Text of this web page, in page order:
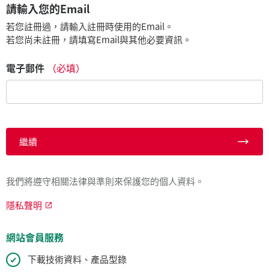
請輸入您的Email
若您註冊過，請輸入註冊時使用的Email。
若您尚未註冊，請填寫Email與其他必要資訊。
電子郵件 （必填）
繼續
我們將遵守相關法律與準則來保護您的個人資料。
隱私聲明
網站會員服務
下載技術資料、產品型錄